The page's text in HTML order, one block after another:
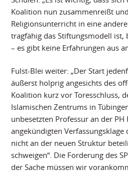
Koalition nun zusammenreißt
Religionsunterricht in eine
tragfähig das Stiftungsmodell ist,
– es gibt keine Erfahrungen aus
Fulst-Blei weiter: „Der Start
äußerst holprig angesichts des
Koalition kurz vor Toresschluss,
Islamischen Zentrums in
unbesetzten Professur an der PH
angekündigten Verfassungsklage
nicht an der neuen Struktur
schweigen“. Die Forderung des
der Sache müssen wir